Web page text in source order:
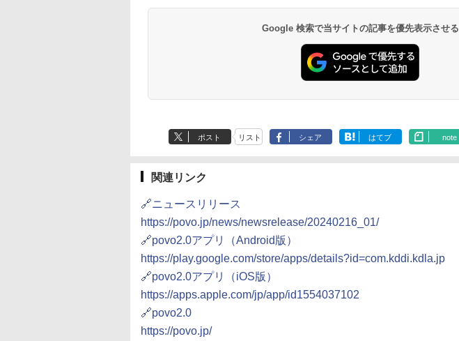
10,450円～
19,541円～
7,950円～
5,758円～
Google 検索で当サイトの記事を優先表示させる
ポスト リスト シェア はてブ note
関連リンク
🔗ニュースリリース
https://povo.jp/news/newsrelease/20240216_01/
🔗povo2.0アプリ（Android版）
https://play.google.com/store/apps/details?id=com.kddi.kdla.jp
🔗povo2.0アプリ（iOS版）
https://apps.apple.com/jp/app/id1554037102
🔗povo2.0
https://povo.jp/